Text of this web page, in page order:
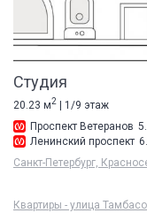
Студия
20.23 м2
| 1/9 этаж
Проспект Ветеранов
Ленинский проспект
Санкт-Петербург,
Квартиры - улица